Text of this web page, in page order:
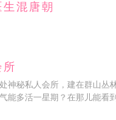
混唐朝
所
神秘私人会所，建在群山丛
能多活一星期？在那儿能看